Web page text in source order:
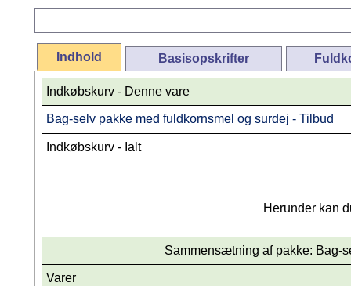
Indhold Basisopskrifter
Indkøbskurv - Denne vare
Bag-selv pakke med fuldkornsmel og surdej - Tilbud
Indkøbskurv - Ialt
Herunder kan
Sammensætning af pakke: Bag-
Varer